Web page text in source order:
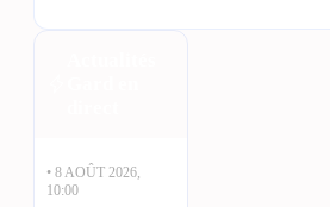
• 8 AOÛT 2026,
10:00